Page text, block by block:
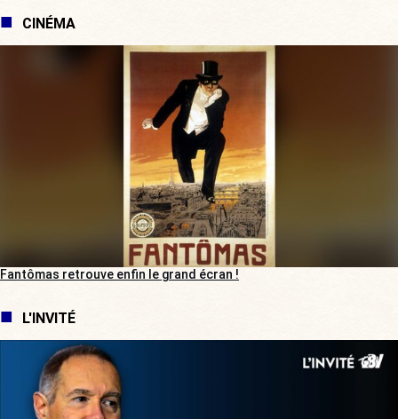
CINÉMA
Fantômas retrouve enfin le grand écran !
L'INVITÉ